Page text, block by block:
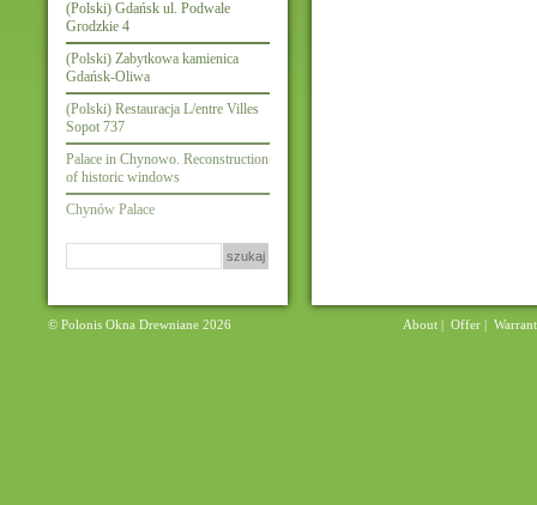
(Polski) Gdańsk ul. Podwale
Grodzkie 4
(Polski) Zabytkowa kamienica
Gdańsk-Oliwa
(Polski) Restauracja L/entre Villes
Sopot 737
Palace in Chynowo. Reconstruction
of historic windows
Chynów Palace
© Polonis Okna Drewniane 2026 About | Offer |